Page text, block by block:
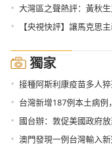
• 大灣區之聲熱評：黃秋生
• 【央視快評】讓馬克思
獨家
• 接種阿斯利康疫苗多人
• 台灣新增187例本土病例
• 國台辦：敦促美國政府
• 澳門發現一例台灣輸入